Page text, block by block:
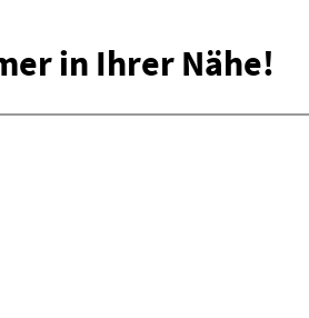
in Ihrer Nähe!